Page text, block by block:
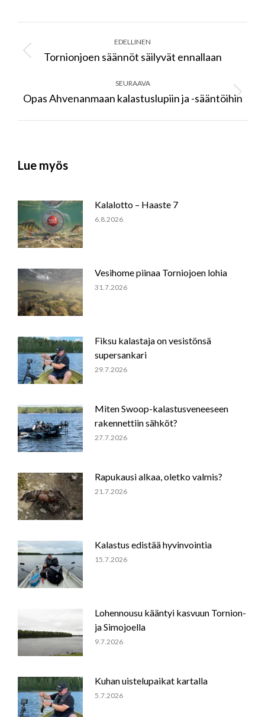
Post
navigation
EDELLINEN
Previous
Tornionjoen säännöt säilyvät ennallaan
SEURAAVA
Next
Opas Ahvenanmaan kalastuslupiin ja -sääntöihin
Lue myös
Kalalotto – Haaste 7
6.8.2026
Vesihome piinaa Torniojoen lohia
31.7.2026
Fiksu kalastaja on vesistönsä
supersankari
29.7.2026
Miten Swoop-kalastusveneeseen
rakennettiin sähköt?
27.7.2026
Rapukausi alkaa, oletko valmis?
21.7.2026
Kalastus edistää hyvinvointia
15.7.2026
Lohennousu kääntyi kasvuun Tornion-
ja Simojoella
9.7.2026
Kuhan uistelupaikat kartalla
5.7.2026